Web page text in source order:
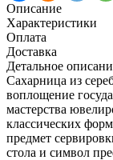
Описание
Характеристики
Оплата
Доставка
Детальное
Сахарница из
воплощение
мастерства
классических
предмет
стола и символ